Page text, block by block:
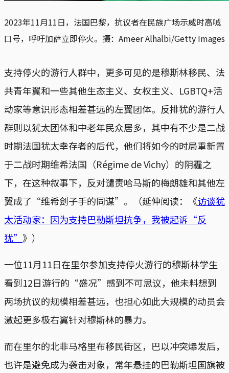
2023年11月11日，法国巴黎，抗议者在民族广场示威时高喊
口号，呼吁加萨立即停火。摄：Ameer Alhalbi/Getty Images
支持停火的游行人群中，更多可见的是穆斯林移民、法
共青年翼和一些其他生态主义、女权主义、LGBTQ+活
动家等意识形态相差甚远的左翼团体。反排犹的游行人
群则以犹太团体和中老年民众居多，其中有不少是二战
时期法国犹太幸存者的后代，他们将如今的时局重新置
于二战时期维希法国（Régime de Vichy）的阴霾之
下，在这种叙事下，反对谴责哈马斯的梅朗雄和其他左
翼成了“维希刽子手的同谋”。（延伸阅读：《访谈犹
太活动家：因为支持巴勒斯坦抗争，我被起诉“反
犹” 》）
一位11月11日在里尔参加支持停火游行的穆斯林学生
看到12日游行的“盛况”感到不可思议，他未料想到
两场抗议的规模相差甚远，也担心如此大规模的动员会
激起更多极右翼针对穆斯林的暴力。
而在里尔的北非马格里布移民街区，巴以冲突爆发后，
也许是避免成为袭击对象，常年悬挂的巴勒斯坦国旗被